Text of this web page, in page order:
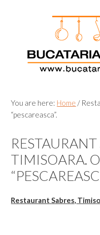
You are here: Home /
“pescareasca”.
RESTAURANT
TIMISOARA.
Restaurant Sabres,